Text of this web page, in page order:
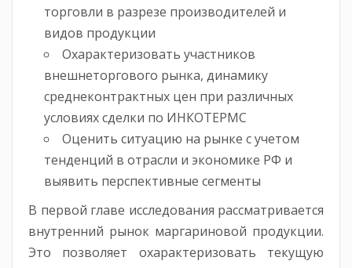
торговли в разрезе производителей и
видов продукции
Охарактеризовать участников
внешнеторгового рынка, динамику
среднеконтрактных цен при различных
условиях сделки по ИНКОТЕРМС
Оценить ситуацию на рынке с учетом
тенденций в отрасли и экономике РФ и
выявить перспективные сегменты
В первой главе исследования рассматривается
внутренний рынок маргариновой продукции.
Это позволяет охарактеризовать текущую